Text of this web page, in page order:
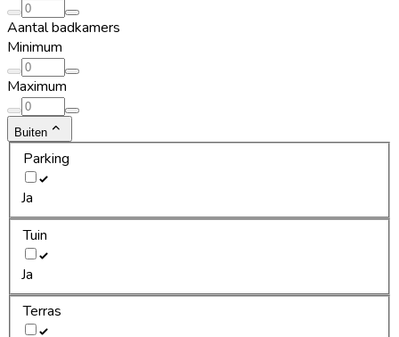
Aantal badkamers
Minimum
Maximum
Buiten
Parking
Ja
Tuin
Ja
Terras